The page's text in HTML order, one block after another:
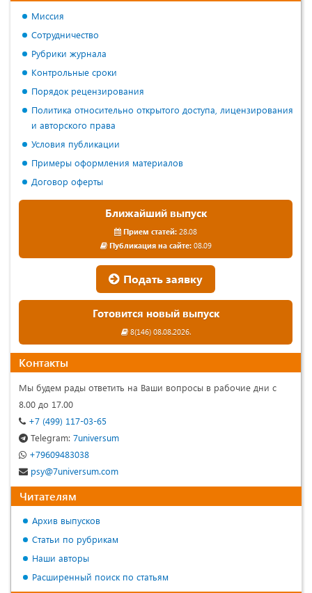
Миссия
Сотрудничество
Рубрики журнала
Контрольные сроки
Порядок рецензирования
Политика относительно открытого доступа, лицензирования
и авторского права
Условия публикации
Примеры оформления материалов
Договор оферты
Ближайший выпуск
Прием статей: 28.08
Публикация на сайте:08.09
Подать заявку
Готовится новый выпуск
8(146) 08.08.2026.
Контакты
Мы будем рады ответить на Ваши вопросы в рабочие дни с
8.00 до 17.00
+7 (499) 117-03-65
Telegram: 7universum
+79609483038
psy@7universum.com
Читателям
Архив выпусков
Статьи по рубрикам
Наши авторы
Расширенный поиск по статьям